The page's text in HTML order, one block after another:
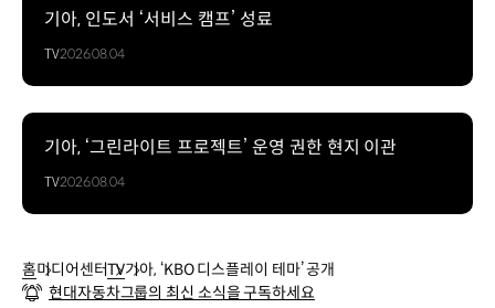
기아, 인도서 ‘서비스 캠프’ 성료
TV2026.08.04
기아, ‘그린라이트 프로젝트’ 운영 권한 현지 이관
TV2026.08.04
홈미디어센터TV기아, ‘KBO 디스플레이 테마’ 공개
현대자동차그룹의 최신 소식을 구독하세요